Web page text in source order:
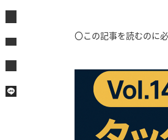
〇この記事を読むのに